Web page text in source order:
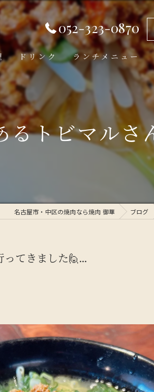
052-323-0870
ドリンク ランチメニュー
るトビマル
名古屋市・中区の焼肉なら焼肉 御華 ブログ
てきました🙋‍...